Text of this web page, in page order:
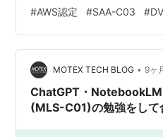
式会社でエンジニアをしてい
そろそろ2年になりますが、
携わる機会が徐々に増えて
用しており、日々業務で触れ
幅広い知識を体系的に身に
#AWS認定 #SAA-C03 #
MOTEX TECH BLOG • 9ヶ
ChatGPT・
(MLS-C01)の勉強をして